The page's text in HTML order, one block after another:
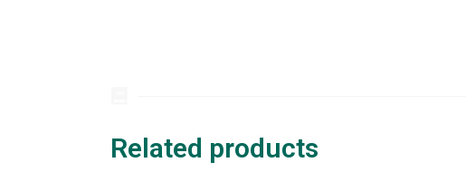
Related products